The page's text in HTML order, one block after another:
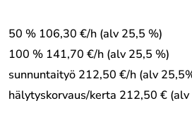
50 % 106,30 €/h (alv 25,5 %)
100 % 141,70 €/h (alv 25,5 %)
sunnuntaityö 212,50 €/h (alv
hälytyskorvaus/kerta 212,50 € (alv